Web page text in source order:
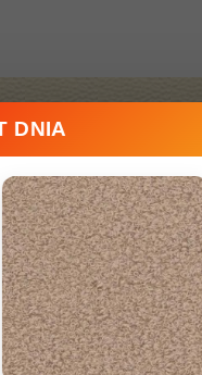
klienta w tym momencie.
z tej samej kategori
DNIA